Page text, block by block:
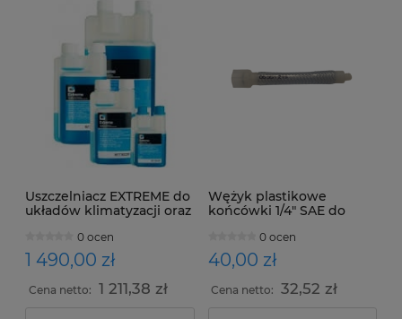
Uszczelniacz EXTREME do
układów klimatyzacji oraz
mroźniczych, 1litr
Errecom
0 ocen
1 490,00 zł
Cena netto: 1 211,38 zł
Wężyk plastikowe
końcówki 1/4" SAE do
barwnik UV ,Olej ,
Uszczelniaczy Extreme i
nnych rodzajów
0 ocen
40,00 zł
Cena netto: 32,52 zł